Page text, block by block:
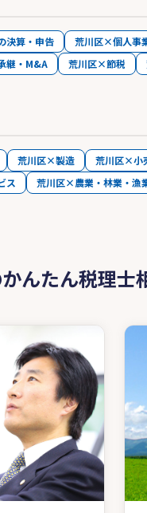
決算・申告 荒川区×個人事
継・M&A
荒川区×節税
荒川区×製造 荒川区×小
ス
荒川区×農業・林業・漁
んたん税理士